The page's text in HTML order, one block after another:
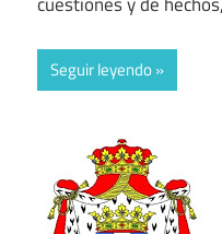
Seguir leyendo